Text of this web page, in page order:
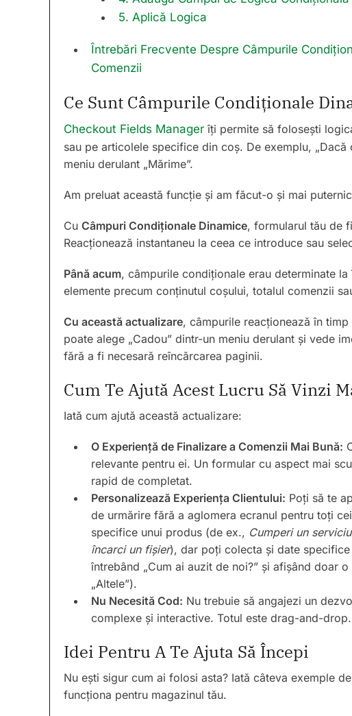
5. Aplică Logica
Întrebări Frecvente Despre Câmpurile
Comenzii
Ce Sunt Câmpurile Condiționale
Checkout Fields Manager îți permite să folosești
sau pe articolele specifice din coș. De exemplu,
meniu derulant „Mărime”.
Am preluat această funcție și am făcut-o și mai
Cu Câmpuri Condiționale Dinamice, formularul tău de
Reacționează instantaneu la ceea ce introduce sau
Până acum, câmpurile condiționale erau determinate
elemente precum conținutul coșului, totalul comenzii
Cu această actualizare, câmpurile reacționează în
poate alege „Cadou” dintr-un meniu derulant și vede
fără a fi necesară reîncărcarea paginii.
Cum Te Ajută Acest Lucru Să Vinzi
Iată cum ajută această actualizare:
O Experiență de Finalizare a Comenzii Mai Bună:
relevante pentru ei. Un formular cu aspect mai
rapid de completat.
Personalizează Experiența Clientului: Poți să te
de urmărire fără a aglomera ecranul pentru toți
specifice unui produs (de ex., Cumperi un
încarci un fișier), dar poți colecta și date specifice
întrebând „Cum ai auzit de noi?” și afișând doar
„Altele”).
Nu Necesită Cod: Nu trebuie să angajezi un
complexe și interactive. Totul este drag-and-drop.
Idei Pentru A Te Ajuta Să Începi
Nu ești sigur cum ai folosi asta? Iată câteva exemple
funcționa pentru magazinul tău.